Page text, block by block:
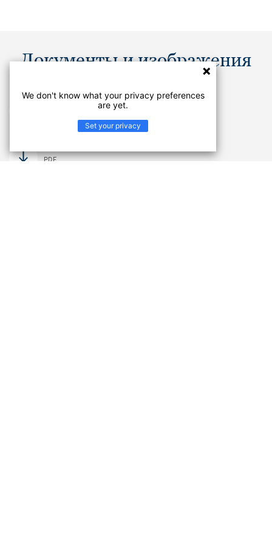
Документы и изображения
Изображение коллекции
PDF
We don't know what your privacy preferences
are yet.
Set your privacy